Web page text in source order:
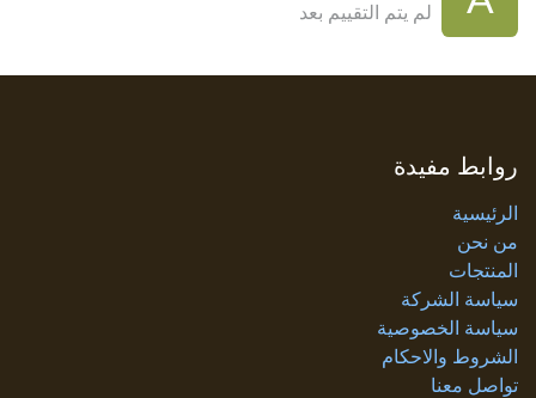
لم يتم التقييم بعد
روابط مفيدة
الرئيسية
من نحن
المنتجات
سياسة الشركة
سياسة الخصوصية
الشروط والاحكام
تواصل معنا